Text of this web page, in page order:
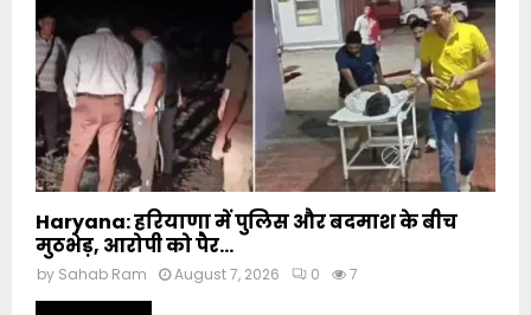
Haryana: हरियाणा में पुलिस और बदमाश के बीच
मुठभेड़, आरोपी को पैर...
by Sahab Ram August 7, 2026 0 7